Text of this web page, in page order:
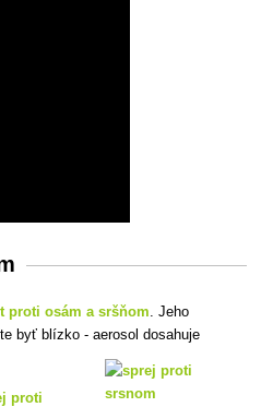
proti osám a sršňom . Jeho
byť blízko - aerosol dosahuje
proti